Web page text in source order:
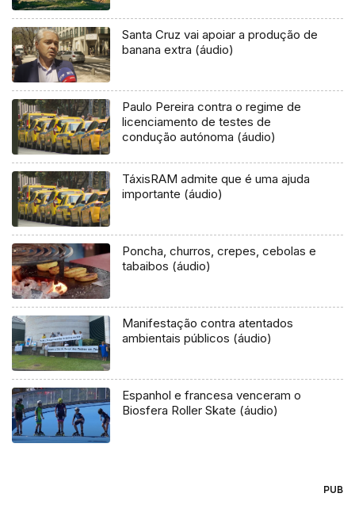
Santa Cruz vai apoiar a produção de
banana extra (áudio)
Paulo Pereira contra o regime de
licenciamento de testes de
condução autónoma (áudio)
TáxisRAM admite que é uma ajuda
importante (áudio)
Poncha, churros, crepes, cebolas e
tabaibos (áudio)
Manifestação contra atentados
ambientais públicos (áudio)
Espanhol e francesa venceram o
Biosfera Roller Skate (áudio)
PUB